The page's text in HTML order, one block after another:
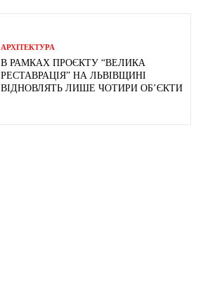
АРХІТЕКТУРА
В РАМКАХ ПРОЄКТУ “ВЕЛИКА
РЕСТАВРАЦІЯ” НА ЛЬВІВЩИНІ
ВІДНОВЛЯТЬ ЛИШЕ ЧОТИРИ ОБ’ЄКТИ